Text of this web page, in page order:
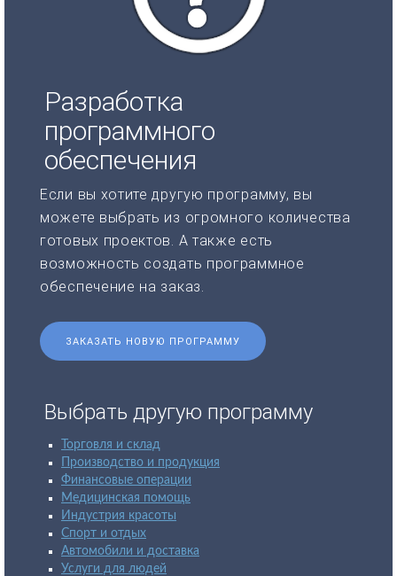
Разработка
программного
обеспечения
Если вы хотите другую программу, вы
можете выбрать из огромного количества
готовых проектов. А также есть
возможность создать программное
обеспечение на заказ.
ЗАКАЗАТЬ НОВУЮ ПРОГРАММУ
Выбрать другую программу
Торговля и склад
Производство и продукция
Финансовые операции
Медицинская помощь
Индустрия красоты
Спорт и отдых
Автомобили и доставка
Услуги для людей